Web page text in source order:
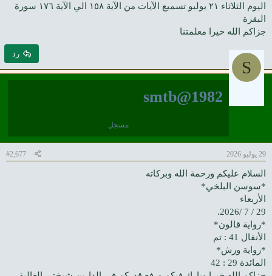
اليوم الثلاثاء ٢١ يوليو تسميع الآيات من الآية ١٥٨ الي الآية ١٧٦ سورة
البقرة
جزاكم الله خيرا معلمتنا
رد
S
smtb@1982
مسجل
29 يوليو 2026 #2,677
السلام عليكم ورحمة الله وبركاته
*سوسن البلخي*
الأربعاء
29 / 7 /2026.
*رواية قالون*
الأنفال 41 : تم
*رواية ورش*
المائدة 29 : 42